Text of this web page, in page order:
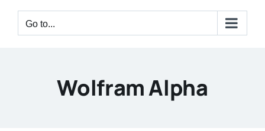
Go to...
Wolfram Alpha